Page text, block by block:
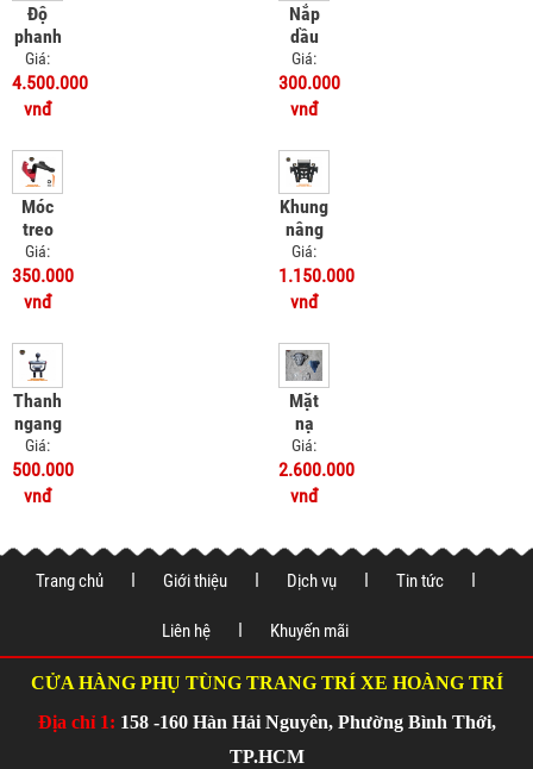
Độ
phanh
ABS
cho xe
Honda
Giá:
4.500.000
vnđ
Nắp
dầu
nhôm
CNC
Dat
Quantum
Giá:
300.000
vnđ
Móc
treo
đồ
dành
cho
160
2025-
2026
Giá:
350.000
vnđ
Khung
nâng
kính
chắn
gió
hợp
thanh
ngang
GPS
cho xe
Yamaha
NMAX
155
Giá:
1.150.000
vnđ
Thanh
ngang
GPS
PCX
160
móc
treo
Giá:
500.000
vnđ
Mặt
nạ
kính
chắn
gió
kiểu
XMAX
Giá:
2.600.000
vnđ
Trang chủ Giới thiệu Dịch vụ Tin tức
Liên hệ Khuyến mãi
CỬA HÀNG PHỤ TÙNG TRANG TRÍ XE HOÀNG TRÍ
Địa chỉ 1: 158 -160 Hàn Hải Nguyên, Phường Bình Thới,
TP.HCM